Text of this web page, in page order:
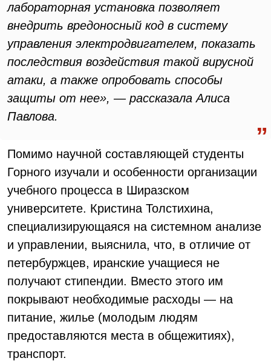
лабораторная установка позволяет
внедрить вредоносный код в систему
управления электродвигателем, показать
последствия воздействия такой вирусной
атаки, а также опробовать способы
защиты от нее», — рассказала Алиса
Павлова.
Помимо научной составляющей студенты
Горного изучали и особенности организации
учебного процесса в Ширазском
университете. Кристина Толстихина,
специализирующаяся на системном анализе
и управлении, выяснила, что, в отличие от
петербуржцев, иранские учащиеся не
получают стипендии. Вместо этого им
покрывают необходимые расходы — на
питание, жилье (молодым людям
предоставляются места в общежитиях),
транспорт.